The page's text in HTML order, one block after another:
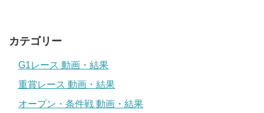
カテゴリー
G1レース 動画・結果
重賞レース 動画・結果
オープン・条件戦 動画・結果